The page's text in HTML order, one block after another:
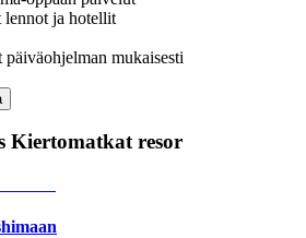
ja hotellit
päiväohjelman mukaisesti
Kiertomatkat resor